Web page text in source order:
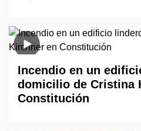
Incendio en un
domicilio de Cristina
Constitución